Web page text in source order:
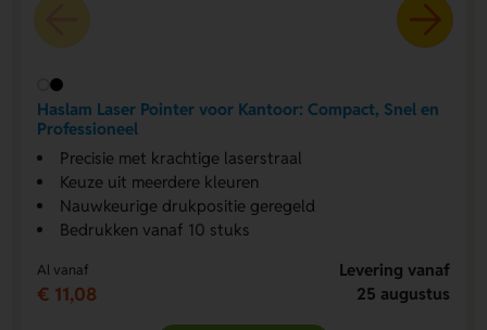
Haslam Laser Pointer voor Kantoor: Compact, Snel en
Professioneel
Precisie met krachtige laserstraal
Keuze uit meerdere kleuren
Nauwkeurige drukpositie geregeld
Bedrukken vanaf 10 stuks
Al vanaf
€ 11,08
Levering vanaf
25 augustus